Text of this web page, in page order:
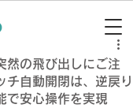
然の飛び出しにご注
チ自動開閉は、逆戻り
で安心操作を実現